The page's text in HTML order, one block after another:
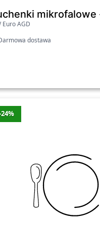
419 zł
3599 zł
Nie
457 zł
Nie
Euro AGD
dostawa